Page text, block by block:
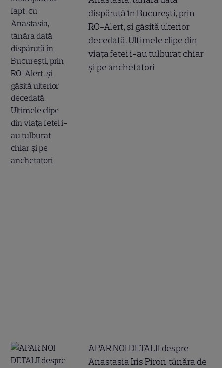
dispărută în București, prin
RO-Alert, și găsită ulterior
decedată. Ultimele clipe din
viața fetei i-au tulburat chiar
și pe anchetatori
APAR NOI DETALII despre
Anastasia Iris Piron, tânăra de